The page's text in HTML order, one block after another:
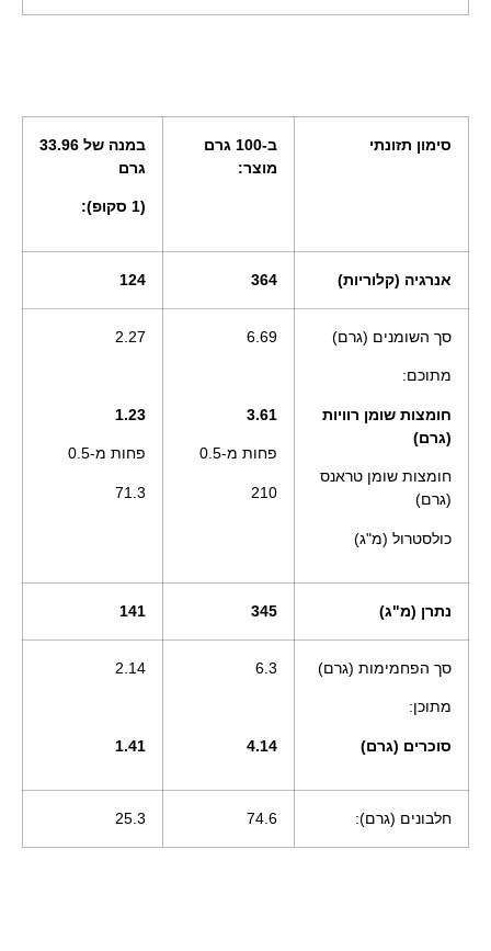
סימון תזונתי
ב-100 גרם
מוצר:
במנה של 33.96
אנרגיה (קלוריות)
סך השומנים (גרם)
מתוכם:
חומצות שומן רוויות
(גרם)
חומצות שומן טראנס
(גרם)
כולסטרול (מ"ג)
6.69
3.61
פחות מ-0.5
2.27
1.23
פחות מ-0.5
71.3
נתרן (מ"ג)
סך הפחמימות (גרם)
מתוכן:
סוכרים (גרם) 4.14
2.14
1.41
חלבונים (גרם): 74.6
25.3